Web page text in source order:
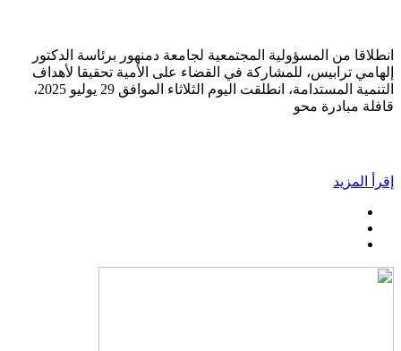
انطلاقا من المسؤولية المجتمعية لجامعة دمنهور برئاسة الدكتور
إلهامي ترابيس، للمشاركة في القضاء على الأمية تحقيقا لأهداف
التنمية المستدامة، انطلقت اليوم الثلاثاء الموافق 29 يوليو 2025،
قافلة مبادرة محو
إقرأ المزيد